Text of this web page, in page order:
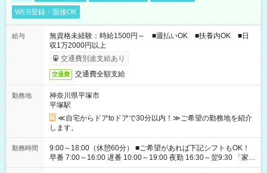
WEB登録・面接OK
給与
無資格未経験：時給1500円～ ■週払いOK ■扶養内OK ■日
収1万2000円以上
交通費別途支給あり
交通費 交通費全額支給
勤務地
神奈川県平塚市
平塚駅
≪自宅からドアtoドアで30分以内！≫ご希望の勤務地を紹介
します。
勤務時間
9:00～18:00（休憩60分） ■ご希望があれば下記シフトもOK！
早番 7:00～16:00 遅番 10:00～19:00 夜勤 16:30～翌9:30 「家族
と休みを合わせたい」 「余裕を持って夕飯の準備がしたい」